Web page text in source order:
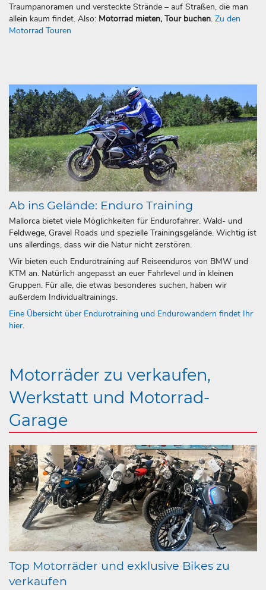
Traumpanoramen und versteckte Strände – auf Straßen, die man
allein kaum findet. Also: Motorrad mieten, Tour buchen. Zu den
Motorrad Touren
Ab ins Gelände: Enduro Training
Mallorca bietet viele Möglichkeiten für Endurofahrer. Wald- und
Feldwege, Gravel Roads und spezielle Trainingsgelände. Wichtig ist
uns allerdings, dass wir die Natur nicht zerstören.
Wir bieten euch Endurotraining auf Reiseenduros von BMW und
KTM an. Natürlich angepasst an euer Fahrlevel und in kleinen
Gruppen. Für alle, die etwas besonderes suchen, haben wir
außerdem Individualtrainings.
Eine Übersicht über Endurotraining und Endurowandern findet Ihr
hier.
Motorräder zu verkaufen,
Werkstatt und Motorrad-
Garage
Top Motorräder und exklusive Bikes zu
verkaufen